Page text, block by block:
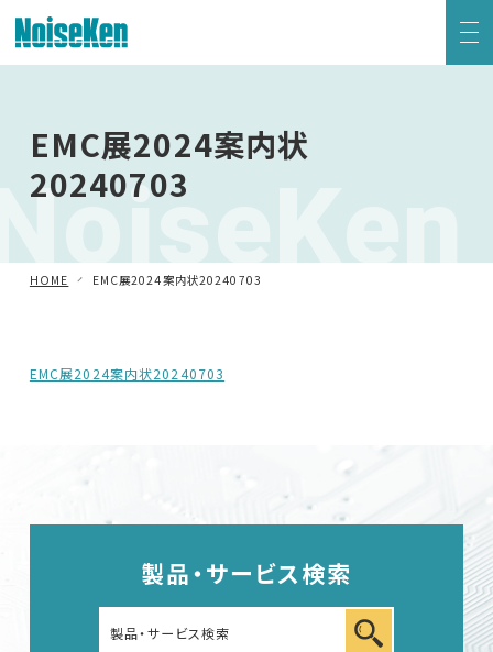
EMC展2024案内状
20240703
HOME EMC展2024案内状20240703
EMC展2024案内状20240703
製品・サービス検索
静電気試験器
減衰振動波試験器